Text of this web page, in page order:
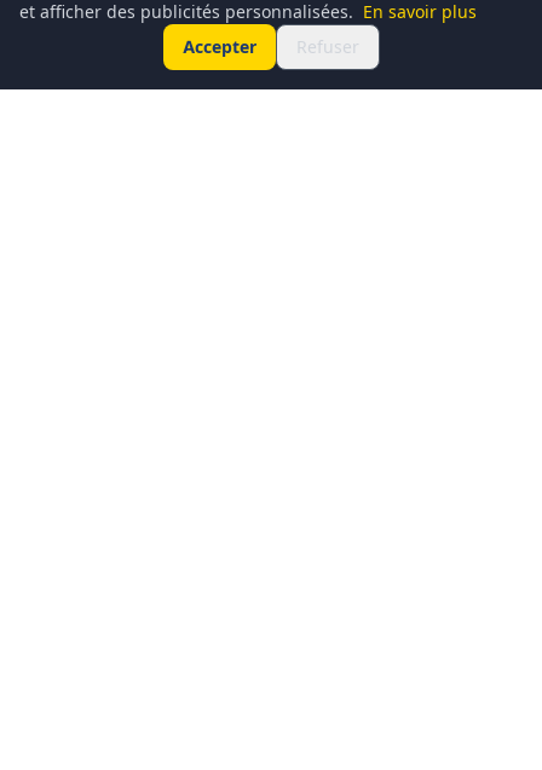
et afficher des publicités personnalisées. En savoir plus
Accepter
Refuser